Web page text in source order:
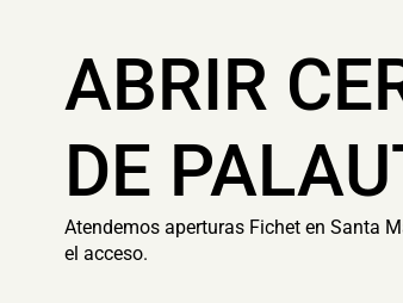
ABRIR
DE
Atendemos aperturas Fichet en Santa
el acceso.